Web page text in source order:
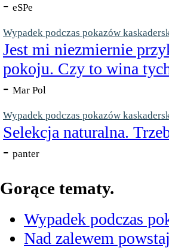
- eSPe
Wypadek podczas pokazów
Jest mi niezmiernie
pokoju. Czy to wina
- Mar Pol
Wypadek podczas pokazów
Selekcja naturalna.
- panter
Gorące tematy.
Wypadek podczas
Nad zalewem